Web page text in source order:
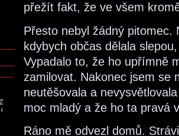
přežít fakt, že ve všem
Přesto nebyl žádný pitomec.
kdybych občas dělala
Vypadalo to, že ho upřímně
zamilovat. Nakonec jsem se
neutěšovala a
moc mladý a že ho ta pravá
Ráno mě odvezl domů.